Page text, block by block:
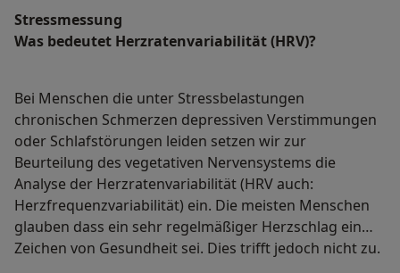
Stressmessung
Was bedeutet Herzratenvariabilität (HRV)?
Bei Menschen die unter Stressbelastungen
chronischen Schmerzen depressiven Verstimmungen
oder Schlafstörungen leiden setzen wir zur
Beurteilung des vegetativen Nervensystems die
Analyse der Herzratenvariabilität (HRV auch:
Herzfrequenzvariabilität) ein. Die meisten Menschen
glauben dass ein sehr regelmäßiger Herzschlag ein
Zeichen von Gesundheit sei. Dies trifft jedoch nicht zu.